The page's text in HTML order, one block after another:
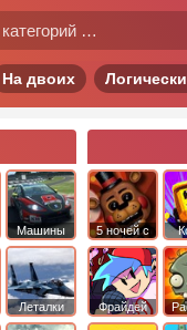
На двоих
Машины
Леталки
5 ночей с
фредди
Фрайдей
Найт